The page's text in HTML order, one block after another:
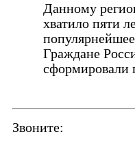
Данному
хватило пяти
Граждане
сформировали
Звоните: